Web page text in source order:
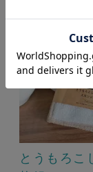
とうもろこ